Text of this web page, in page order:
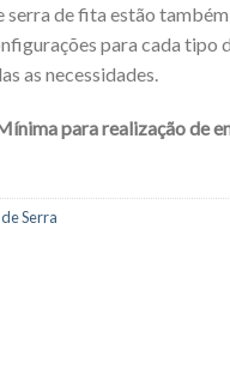
serra de fita estão
para cada tipo
as necessidades.
para realização de
Serra